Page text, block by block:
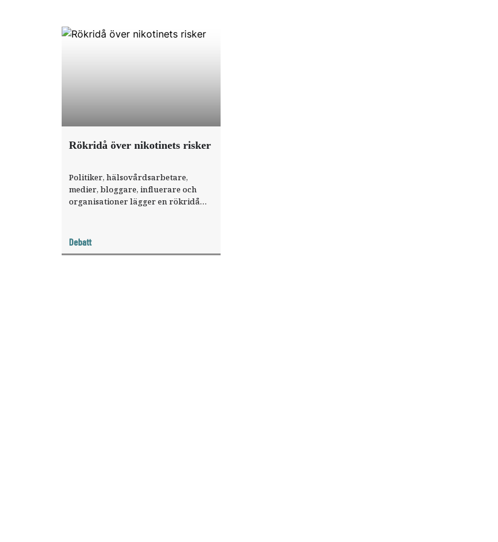
Rökridå över nikotinets risker
Politiker, hälsovårdsarbetare,
medier, bloggare, influerare och
organisationer lägger en rökridå
och riksdag att fatta de nödvändiga
Debatt